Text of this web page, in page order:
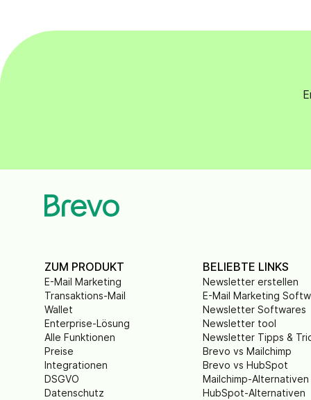
ZUM PRODUKT
E-Mail Marketing
Transaktions-Mail
Wallet
Enterprise-Lösung
Alle Funktionen
Preise
Integrationen
DSGVO
Datenschutz
BELIEBTE LINKS
Newsletter erstellen
E-Mail Marketing
Newsletter Softwares
Newsletter tool
Newsletter Tipps &
Brevo vs Mailchimp
Brevo vs HubSpot
Mailchimp-Alternativen
HubSpot-Alternativen